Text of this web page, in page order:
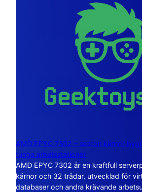
AMD EPYC 7302 – sexton kärnor
tunga arbetsstationer
AMD EPYC 7302 är en kraftfull
kärnor och 32 trådar, utvecklad för
databaser och andra krävande